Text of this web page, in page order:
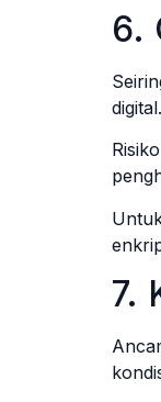
6.
7.